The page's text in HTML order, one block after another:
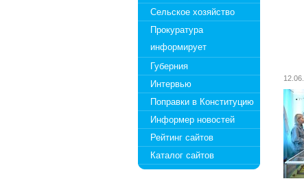
Сельское хозяйство
Прокуратура
информирует
Губерния
Интервью
Поправки в Конституцию
Информер новостей
Рейтинг сайтов
Каталог сайтов